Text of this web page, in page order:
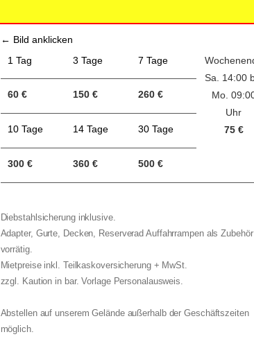
← Bild anklicken
1 Tag
3 Tage 7 Tage
Sa. 14:00
Mo.
Uhr
75 €
60 € 150 € 260 €
10 Tage 14 Tage 30 Tage
300 € 360 € 500 €
Diebstahlsicherung inklusive.
Adapter, Gurte, Decken, Reserverad Auffahrrampen als Zubehör
vorrätig.
Mietpreise inkl. Teilkaskoversicherung + MwSt.
zzgl. Kaution in bar. Vorlage Personalausweis.
Abstellen auf unserem Gelände außerhalb der Geschäftszeiten
möglich.